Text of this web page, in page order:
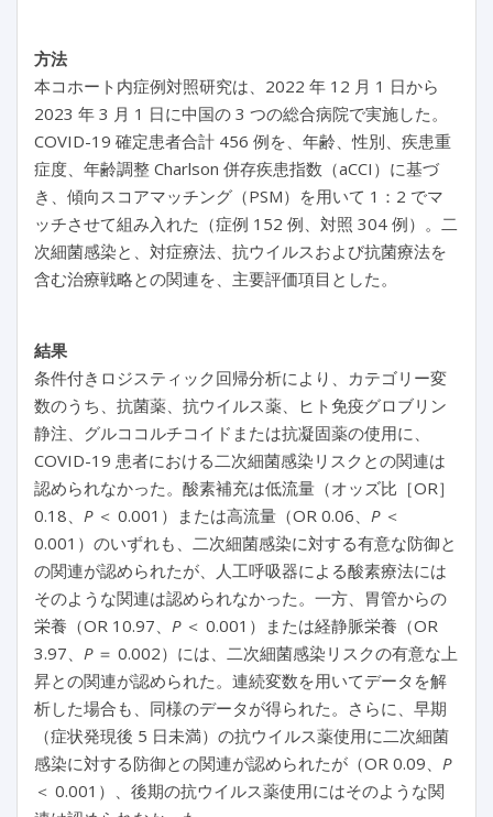
方法
本コホート内症例対照研究は、2022 年 12 月 1 日から
2023 年 3 月 1 日に中国の 3 つの総合病院で実施した。
COVID-19 確定患者合計 456 例を、年齢、性別、疾患重
症度、年齢調整 Charlson 併存疾患指数（aCCI）に基づ
き、傾向スコアマッチング（PSM）を用いて 1：2 でマ
ッチさせて組み入れた（症例 152 例、対照 304 例）。二
次細菌感染と、対症療法、抗ウイルスおよび抗菌療法を
含む治療戦略との関連を、主要評価項目とした。
結果
条件付きロジスティック回帰分析により、カテゴリー変
数のうち、抗菌薬、抗ウイルス薬、ヒト免疫グロブリン
静注、グルココルチコイドまたは抗凝固薬の使用に、
COVID-19 患者における二次細菌感染リスクとの関連は
認められなかった。酸素補充は低流量（オッズ比［OR］
0.18、 P ＜ 0.001）または高流量（OR 0.06、 P ＜
0.001）のいずれも、二次細菌感染に対する有意な防御と
の関連が認められたが、人工呼吸器による酸素療法には
そのような関連は認められなかった。一方、胃管からの
栄養（OR 10.97、 P ＜ 0.001）または経静脈栄養（OR
3.97、 P ＝ 0.002）には、二次細菌感染リスクの有意な上
昇との関連が認められた。連続変数を用いてデータを解
析した場合も、同様のデータが得られた。さらに、早期
（症状発現後 5 日未満）の抗ウイルス薬使用に二次細菌
感染に対する防御との関連が認められたが（OR 0.09、 P
＜ 0.001）、後期の抗ウイルス薬使用にはそのような関